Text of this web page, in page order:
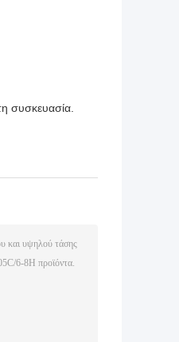
συσκευασία.